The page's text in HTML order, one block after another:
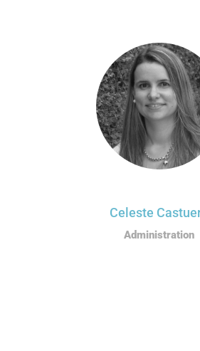
Celeste
Administration